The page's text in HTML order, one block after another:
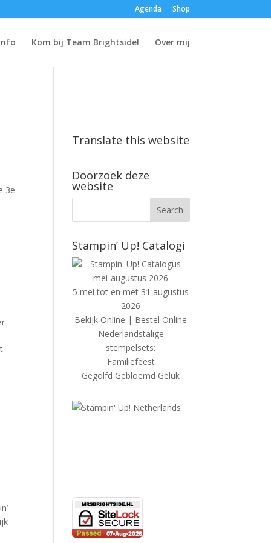
Agenda Shop
Kom bij Team Brightside! Over mij
3e
Translate this website
Doorzoek deze
website
Stampin’ Up! Catalogi
5 mei tot en met 31 augustus
2026
Bekijk Online | Bestel Online
Nederlandstalige
stempelsets:
Familiefeest
Gegolfd Gebloemd Geluk